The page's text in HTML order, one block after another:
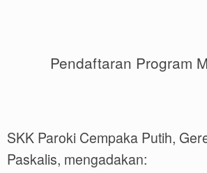
Pendaftaran Program
SKK Paroki Cempaka Putih,
Paskalis, mengadakan: